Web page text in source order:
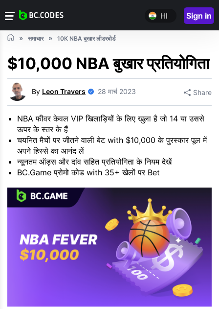
HI Sign in
समाचार 10K NBA बुखार लीडरबोर्ड
$10,000 NBA बुखार प्रतियोगिता
By Leon Travers 28 मार्च 2023 Share
NBA फीवर केवल VIP खिलाड़ियों के लिए खुला है जो 14 या उससे
ऊपर के स्तर के हैं
चयनित मैचों पर जीतने वाली बेट with $10,000 के पुरस्कार पूल में
अपने हिस्से का आनंद लें
न्यूनतम ऑड्स और दांव सहित प्रतियोगिता के नियम देखें
BC.Game प्रोमो कोड with 35+ खेलों पर Bet